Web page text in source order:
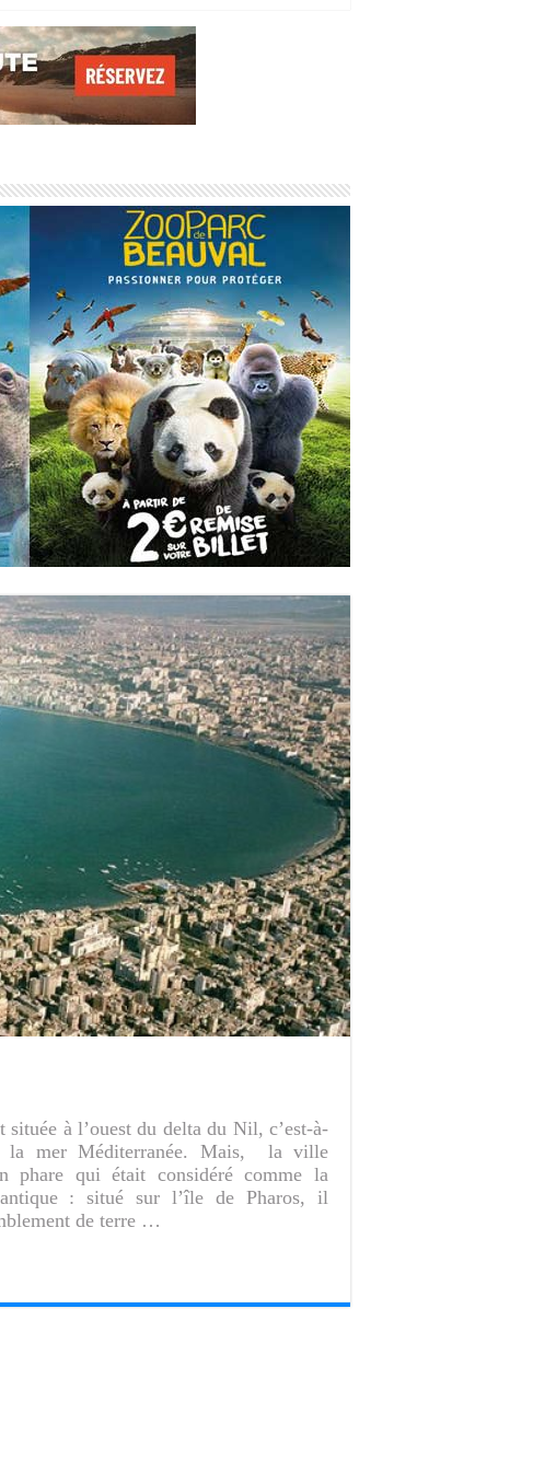
à l’ouest du delta du Nil, c’est-à-
la mer Méditerranée. Mais, la ville
phare qui était considéré comme la
: situé sur l’île de Pharos, il
de terre …